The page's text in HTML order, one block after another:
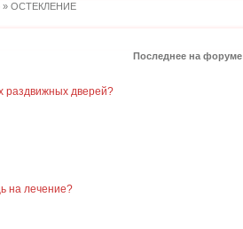
» ОСТЕКЛЕНИЕ
Последнее на форуме
раздвижных дверей?
на лечение?